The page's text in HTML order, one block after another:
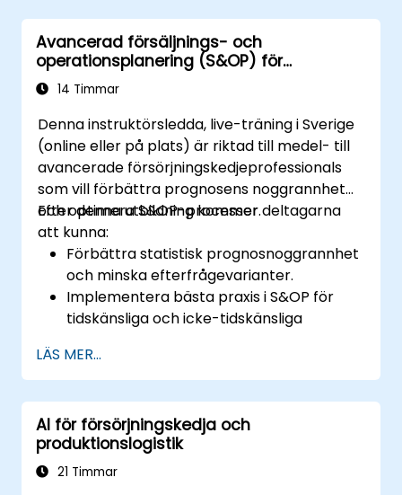
Avancerad försäljnings- och
operationsplanering (S&OP) för
efterfrågeprognoser
14 Timmar
Denna instruktörsledda, live-träning i Sverige
(online eller på plats) är riktad till medel- till
avancerade försörjningskedjeprofessionals
som vill förbättra prognosens noggrannhet
och optimera S&OP-processer.
Efter denna utbildning kommer deltagarna
att kunna:
Förbättra statistisk prognosnoggrannhet
och minska efterfrågevarianter.
Implementera bästa praxis i S&OP för
tidskänsliga och icke-tidskänsliga
Använda avancerade prognostechniker
och dataanalys för efterfrageplanering.
Optimerar tvärfunktionell samarbete
mellan försäljning, operation och
försörjningskedje.
Utnyttja digitala verktyg för bättre S&OP-
LÄS MER...
AI för försörjningskedja och
produktionslogistik
21 Timmar